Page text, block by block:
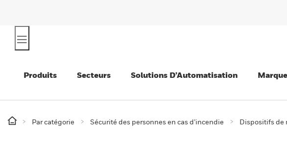
Produits Secteurs Solutions D’Automatisation
Par catégorie Sécurité des personnes en cas d’incendie Dispositifs de